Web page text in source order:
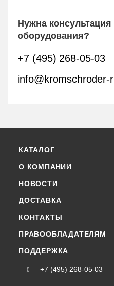
Нужна
оборудования?
+7 (495) 268-05-03
info@kromschroder-
КАТАЛОГ
О КОМПАНИИ
НОВОСТИ
ДОСТАВКА
КОНТАКТЫ
ПРАВООБЛАДАТЕЛЯМ
ПОДДЕРЖКА
+7 (495) 268-05-03